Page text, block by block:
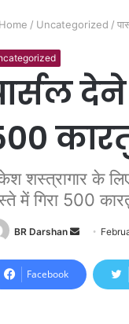
Home / Uncategorized /
शस्त्रागार के
में गिरा 500
BR Darshan
n
d
Facebook